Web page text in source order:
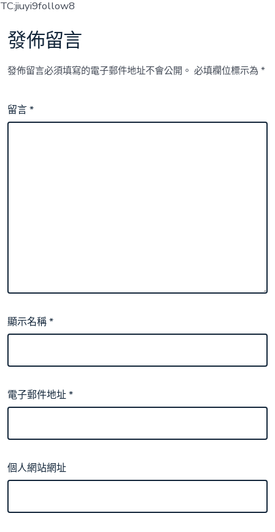
TC:jiuyi9follow8
發佈留言
發佈留言必須填寫的電子郵件地址不會公開。 必填欄位標示為*
留言*
顯示名稱*
電子郵件地址*
個人網站網址